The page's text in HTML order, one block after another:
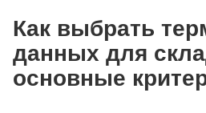
Как выбрать
данных для
основные